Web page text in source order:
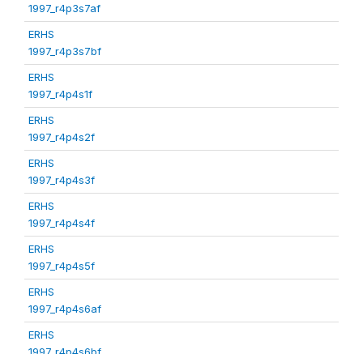
1997_r4p3s7af
ERHS
1997_r4p3s7bf
ERHS
1997_r4p4s1f
ERHS
1997_r4p4s2f
ERHS
1997_r4p4s3f
ERHS
1997_r4p4s4f
ERHS
1997_r4p4s5f
ERHS
1997_r4p4s6af
ERHS
1997_r4p4s6bf